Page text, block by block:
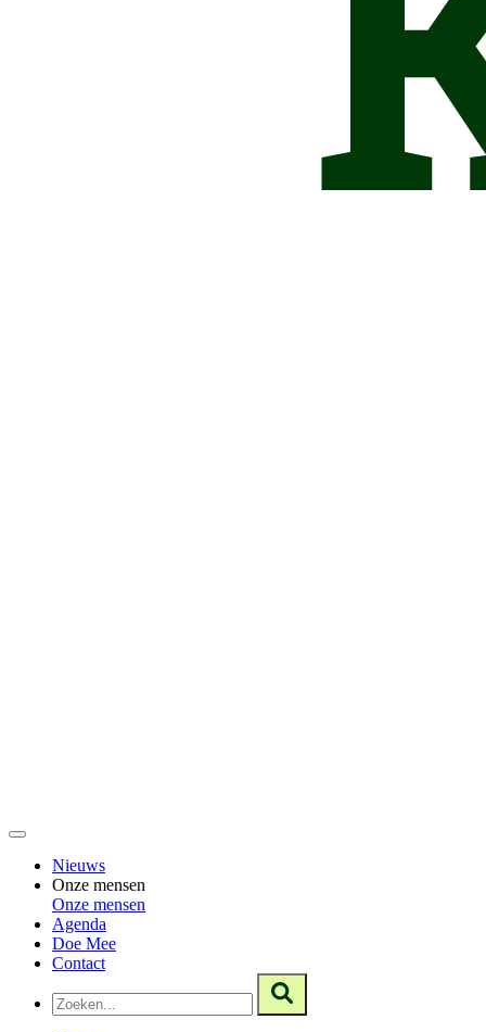
Nieuws
Onze mensen
Onze mensen
Agenda
Doe Mee
Contact